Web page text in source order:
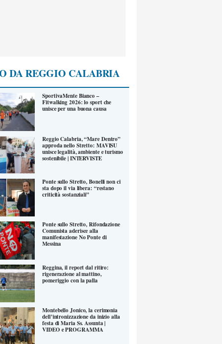
DA REGGIO CALABRIA
SportivaMente Bianco –
Fitwalking 2026: lo sport che
unisce per una buona causa
Reggio Calabria, “Mare Dentro”
approda nello Stretto: MAVISU
unisce legalità, ambiente e turismo
sostenibile | INTERVISTE
Ponte sullo Stretto, Bonelli non ci
sta dopo il via libera: “restano
criticità sostanziali”
Ponte sullo Stretto, Rifondazione
Comunista aderisce alla
manifestazione No Ponte di
Messina
Reggina, il report dal ritiro:
rigenerazione al mattino,
pomeriggio con la palla
Montebello Jonico, la cerimonia
dell’intronizzazione da inizio alla
festa di Maria Ss. Assunta |
VIDEO e PROGRAMMA